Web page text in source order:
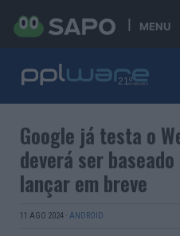
MENU
Google já testa o
deverá ser
lançar em breve
11 AGO 2024 · ANDROID